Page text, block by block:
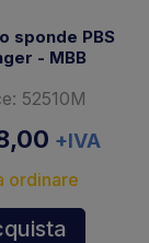
sponde PBS
- MBB
52510M
+IVA
ordinare